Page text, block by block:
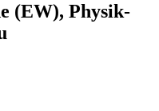
(EW), Physik-